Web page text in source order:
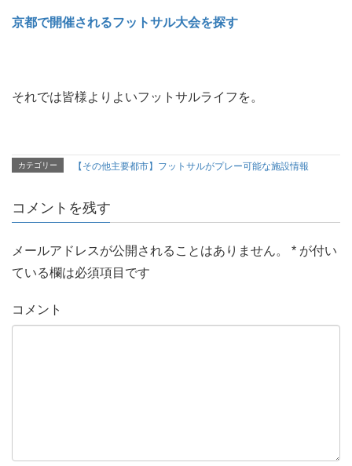
京都で開催されるフットサル大会を探す
それでは皆様よりよいフットサルライフを。
カテゴリー 【その他主要都市】フットサルがプレー可能な施設情報
コメントを残す
メールアドレスが公開されることはありません。 * が付い
ている欄は必須項目です
コメント